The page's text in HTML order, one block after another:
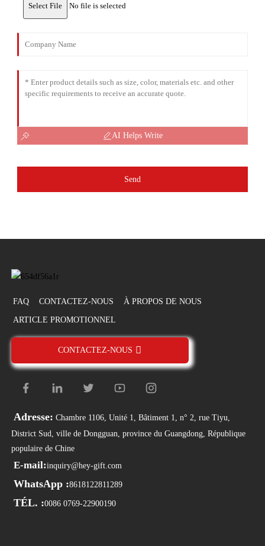
Select File No file is selected
AI Helps Write
Send
FAQ CONTACTEZ-NOUS À PROPOS DE NOUS
ARTICLE PROMOTIONNEL
CONTACTEZ-NOUS
Adresse: Chambre 1106, Unité 1, Bâtiment 1, n° 2, rue Tiyu,
District Sud, ville de Dongguan, province du Guangdong, République
populaire de Chine
E-mail:inquiry@hey-gift.com
WhatsApp :8618122811289
TÉL. :0086 0769-22900190